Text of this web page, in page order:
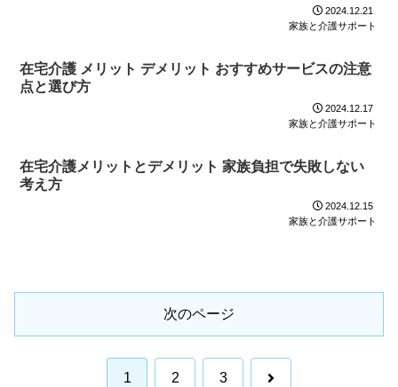
2024.12.21
家族と介護サポート
在宅介護 メリット デメリット おすすめサービスの注意
点と選び方
2024.12.17
家族と介護サポート
在宅介護メリットとデメリット 家族負担で失敗しない
考え方
2024.12.15
家族と介護サポート
次のページ
1 2 3 次